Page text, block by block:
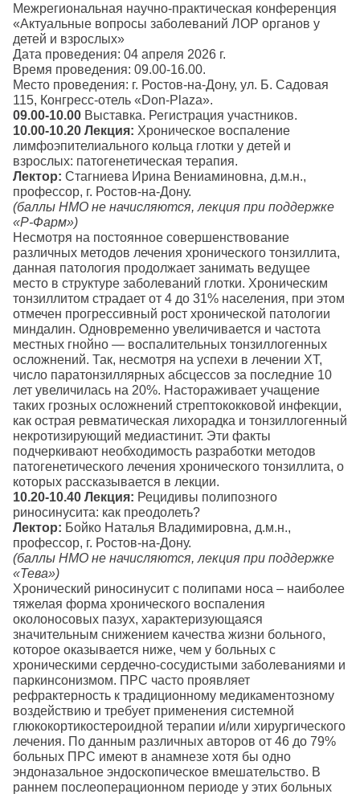
Межрегиональная научно-практическая конференция
«Актуальные вопросы заболеваний ЛОР органов у
детей и взрослых»
Дата проведения: 04 апреля 2026 г.
Время проведения: 09.00-16.00.
Место проведения: г. Ростов-на-Дону, ул. Б. Садовая
115, Конгресс-отель «Don-Plaza».
09.00-10.00 Выставка. Регистрация участников.
10.00-10.20 Лекция: Хроническое воспаление
лимфоэпителиального кольца глотки у детей и
взрослых: патогенетическая терапия.
Лектор: Стагниева Ирина Вениаминовна, д.м.н.,
профессор, г. Ростов-на-Дону.
(баллы НМО не начисляются, лекция при поддержке
«Р-Фарм»)
Несмотря на постоянное совершенствование
различных методов лечения хронического тонзиллита,
данная патология продолжает занимать ведущее
место в структуре заболеваний глотки. Хроническим
тонзиллитом страдает от 4 до 31% населения, при этом
отмечен прогрессивный рост хронической патологии
миндалин. Одновременно увеличивается и частота
местных гнойно — воспалительных тонзиллогенных
осложнений. Так, несмотря на успехи в лечении ХТ,
число паратонзиллярных абсцессов за последние 10
лет увеличилась на 20%. Настораживает учащение
таких грозных осложнений стрептококковой инфекции,
как острая ревматическая лихорадка и тонзиллогенный
некротизирующий медиастинит. Эти факты
подчеркивают необходимость разработки методов
патогенетического лечения хронического тонзиллита, о
которых рассказывается в лекции.
10.20-10.40 Лекция: Рецидивы полипозного
риносинусита: как преодолеть?
Лектор: Бойко Наталья Владимировна, д.м.н.,
профессор, г. Ростов-на-Дону.
(баллы НМО не начисляются, лекция при поддержке
«Тева»)
Хронический риносинусит с полипами носа – наиболее
тяжелая форма хронического воспаления
околоносовых пазух, характеризующаяся
значительным снижением качества жизни больного,
которое оказывается ниже, чем у больных с
хроническими сердечно-сосудистыми заболеваниями и
паркинсонизмом. ПРС часто проявляет
рефрактерность к традиционному медикаментозному
воздействию и требует применения системной
глюкокортикостероидной терапии и/или хирургического
лечения. По данным различных авторов от 46 до 79%
больных ПРС имеют в анамнезе хотя бы одно
эндоназальное эндоскопическое вмешательство. В
раннем послеоперационном периоде у этих больных